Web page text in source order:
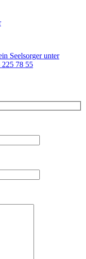
Seelsorger unter
225 78 55